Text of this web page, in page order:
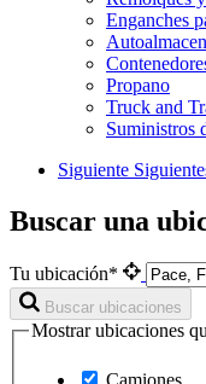
Enganches
Propano
Truck and
Suministros
Siguiente
Buscar una
Tu ubicación*
Buscar ubicaciones
Mostrar ubicaciones